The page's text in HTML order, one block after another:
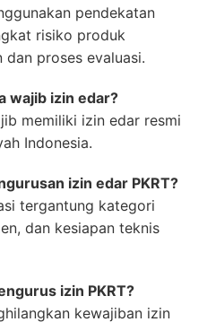
pendekatan
risiko produk
dan proses evaluasi.
wajib izin edar?
memiliki izin edar resmi
Indonesia.
izin edar PKRT?
tergantung kategori
dan kesiapan teknis
izin PKRT?
kewajiban izin